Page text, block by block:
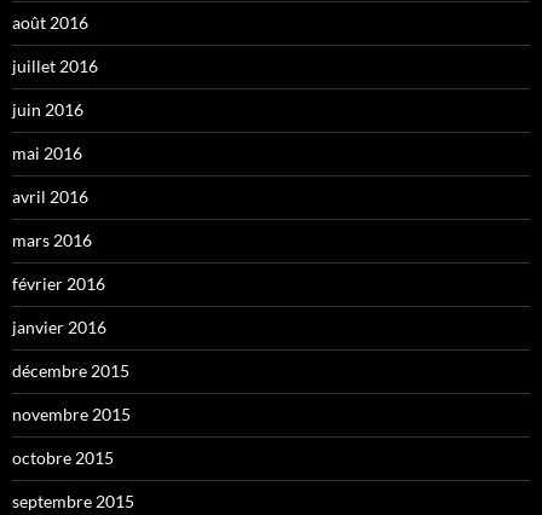
août 2016
juillet 2016
juin 2016
mai 2016
avril 2016
mars 2016
février 2016
janvier 2016
décembre 2015
novembre 2015
octobre 2015
septembre 2015